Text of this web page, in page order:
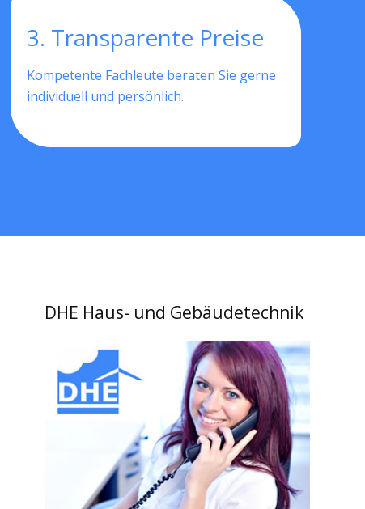
3. Transparente Preise
Kompetente Fachleute beraten Sie gerne
individuell und persönlich.
DHE Haus- und Gebäudetechnik